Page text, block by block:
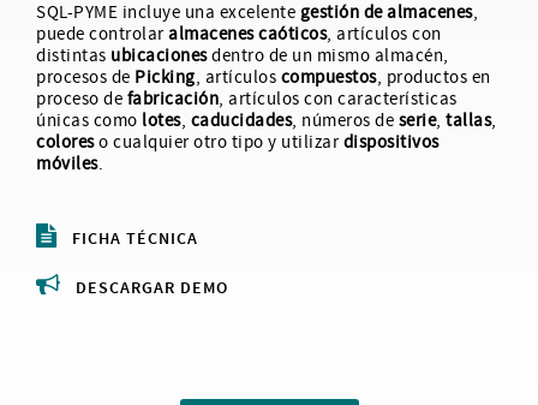
SQL-PYME incluye una excelente gestión de almacenes,
puede controlar almacenes caóticos, artículos con
distintas ubicacionesdentro de un mismo almacén,
procesos de Picking, artículos compuestos, productos en
proceso de fabricación, artículos con características
únicas como lotes, caducidades, números de serie, tallas,
coloreso cualquier otro tipo y utilizardispositivos
móviles.
FICHA TÉCNICA
DESCARGAR DEMO